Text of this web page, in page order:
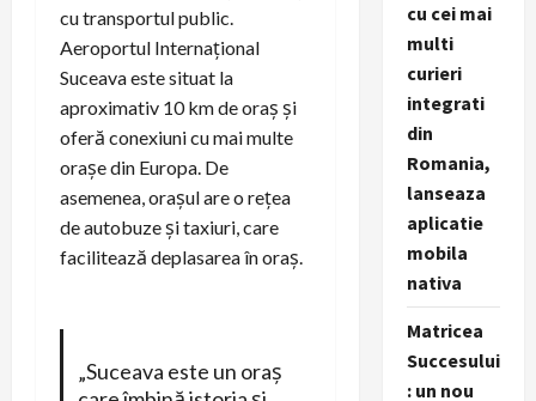
cu transportul public.
Aeroportul Internațional
Suceava este situat la
aproximativ 10 km de oraș și
oferă conexiuni cu mai multe
orașe din Europa. De
asemenea, orașul are o rețea
de autobuze și taxiuri, care
facilitează deplasarea în oraș.
„Suceava este un oraș
cu cei mai
multi
curieri
integrati
din
Romania,
lanseaza
aplicatie
mobila
nativa
Matricea
Succesului
: un nou